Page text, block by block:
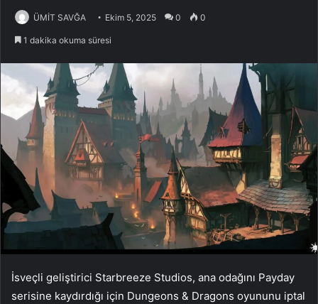
ÜMİT SAVĞA Ekim 5, 2025 0 0
1 dakika okuma süresi
İsveçli geliştirici Starbreeze Studios, ana odağını Payday
serisine kaydırdığı için Dungeons & Dragons oyununu iptal